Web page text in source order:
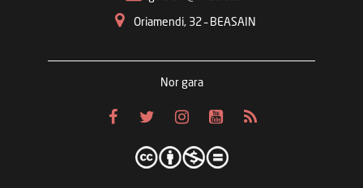
Oriamendi, 32 – BEASAIN
Nor gara